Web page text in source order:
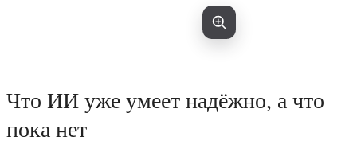
Что ИИ уже умеет надёжно, а что
пока нет